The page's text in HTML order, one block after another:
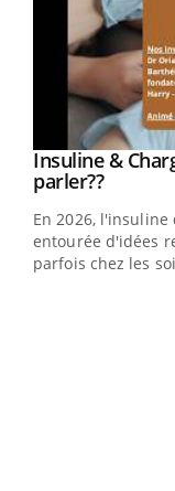
Youtube
Insuline &
parler??
En 2026,
entourée d'idées
parfois chez les